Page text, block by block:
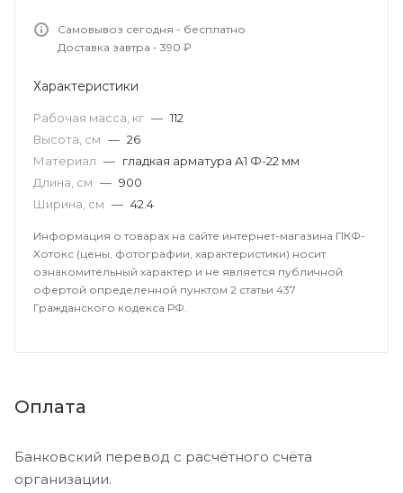
Самовывоз сегодня - бесплатно
Доставка завтра - 390 ₽
Характеристики
Рабочая масса, кг — 112
Высота, см — 26
Материал — гладкая арматура А1 Ф-22 мм
Длина, см — 900
Ширина, см — 42.4
Информация о товарах на сайте интернет-магазина ПКФ-
Хотокс (цены, фотографии, характеристики) носит
ознакомительный характер и не является публичной
офертой определенной пунктом 2 статьи 437
Гражданского кодекса РФ.
Оплата
Банковский перевод с расчётного счёта
организации.